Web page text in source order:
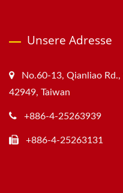
Unsere Adresse
No.60-13, Qianliao
42949, Taiwan
+886-4-25263939
+886-4-25263131